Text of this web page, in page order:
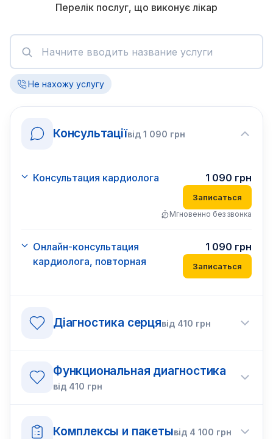
Перелік послуг, що виконує лікар
Не нахожу услугу
Консультаціївід 1 090 грн
Консультация кардиолога 1 090 грн
Записаться
Мгновенно без звонка
Онлайн-консультация
кардиолога, повторная
1 090 грн
Записаться
Діагностика серцявід 410 грн
Функциональная диагностика
від 410 грн
Комплексы и пакетывід 4 100 грн